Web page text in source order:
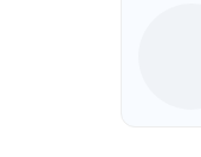
Không